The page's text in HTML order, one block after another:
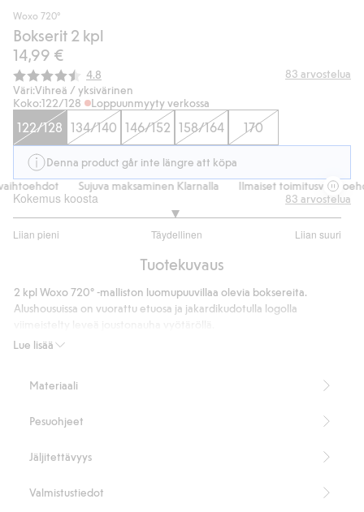
Woxo 720°
Bokserit 2 kpl
14,99 €
Keskimääräinen luokitus:
4.8 83 arvostelua
Väri:Vihreä / yksivärinen
Koko:122/128 Loppuunmyyty verkossa
122/128 134/140 146/152 158/164 170
Denna product går inte längre att köpa
Sujuva maksaminen Klarnalla Ilmaiset toimitusvaihtoehdot
Kokemus koosta
Liian pieni Täydellinen Liian suuri
/
ääneen
83 arvostelua
Tuotekuvaus
Lue lisää
2 kpl Woxo 720° -malliston luomupuuvillaa olevia boksereita.
Alushousuissa on vuorattu etuosa ja jakardikudotulla logolla
Sisältää 95 % luomupuuvillaa.
Materiaali
Pesuohjeet
Jäljitettävyys
Valmistustiedot